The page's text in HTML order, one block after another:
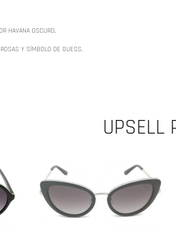
HAVANA OSCURO,
Y SÍMBOLO DE GUESS.
UPSELL